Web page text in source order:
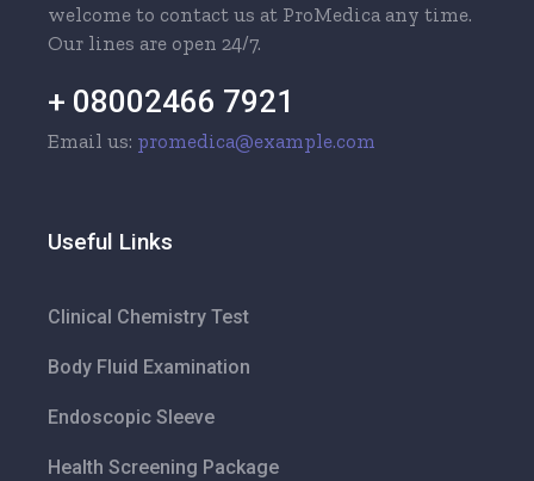
welcome to contact us at ProMedica any time.
Our lines are open 24/7.
+ 08002466 7921
Email us: promedica@example.com
Useful Links
Clinical Chemistry Test
Body Fluid Examination
Endoscopic Sleeve
Health Screening Package